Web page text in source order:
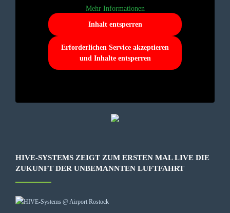
Mehr Informationen
Inhalt entsperren
Erforderlichen Service akzeptieren
und Inhalte entsperren
HIVE-SYSTEMS ZEIGT ZUM ERSTEN MAL LIVE DIE
ZUKUNFT DER UNBEMANNTEN LUFTFAHRT